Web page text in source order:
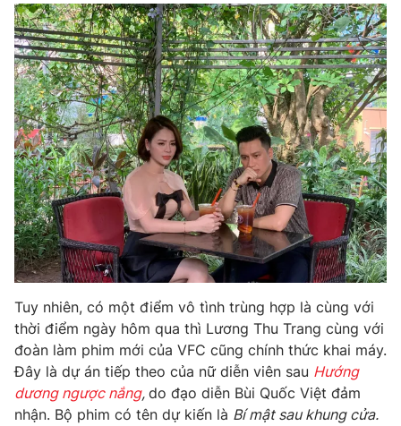
Tư vấn
Chuyên mục khác
Emagazine Podcast
Photo Infographic
Video Shorts video
VTV Money VTV Thể thao
VTV Sức khoẻ Bất động sản
Thị trường 24h Tấm lòng Việt
VTV4 Vươn mình bằng AI
Tuy nhiên, có một điểm vô tình trùng hợp là cùng với
thời điểm ngày hôm qua thì Lương Thu Trang cùng với
đoàn làm phim mới của VFC cũng chính thức khai máy.
Đây là dự án tiếp theo của nữ diễn viên sau Hướng
dương ngược nắng, do đạo diễn Bùi Quốc Việt đảm
nhận. Bộ phim có tên dự kiến là Bí mật sau khung cửa.